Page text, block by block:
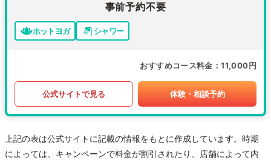
事前予約不要
ホットヨガ シャワー
おすすめコース料金 11,000円
公式サイトで見る 体験・相談予約
上記の表は公式サイトに記載の情報をもとに作成しています。時期
によっては、キャンペーンで料金が割引されたり、店舗によって内